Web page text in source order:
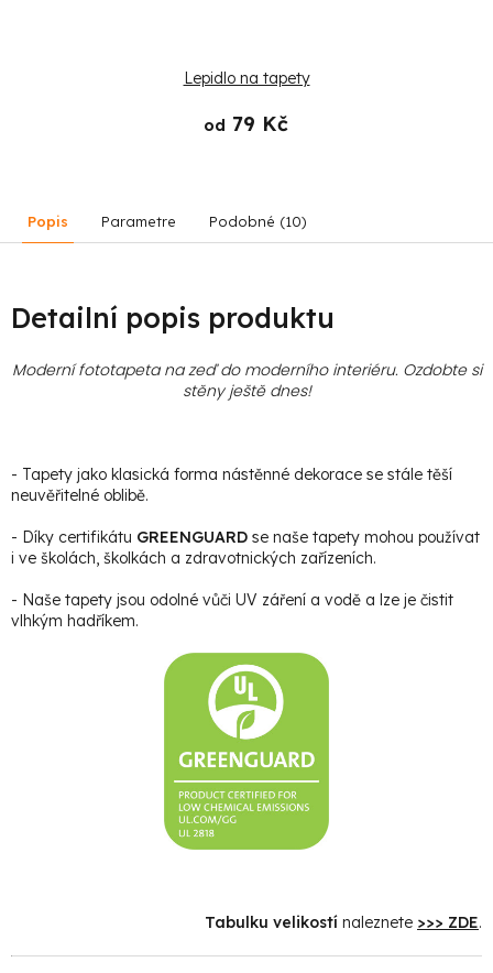
Lepidlo na tapety
od 79 Kč
Popis Parametre Podobné (10)
Detailní popis produktu
Moderní fototapeta na zeď do moderního interiéru. Ozdobte si
stěny ještě dnes!
- Tapety jako klasická forma nástěnné dekorace se stále těší
neuvěřitelné oblibě.
- Díky certifikátu GREENGUARD se naše tapety mohou používat
i ve školách, školkách a zdravotnických zařízeních.
- Naše tapety jsou odolné vůči UV záření a vodě a lze je čistit
vlhkým hadříkem.
Tabulku velikostí naleznete >>> ZDE.